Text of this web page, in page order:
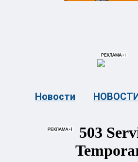
Новости